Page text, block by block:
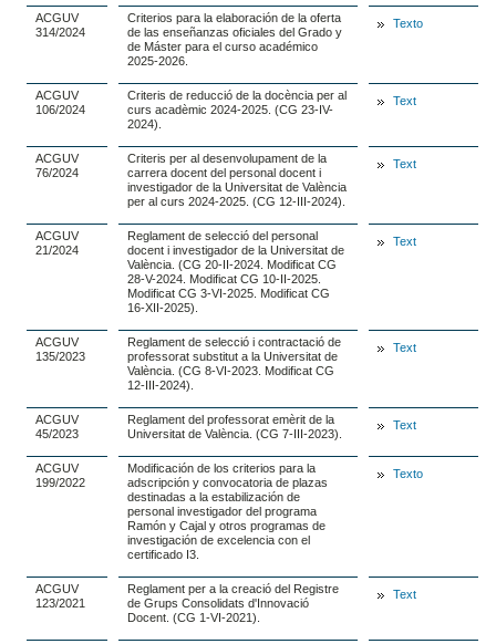
ACGUV
314/2024
Criterios para la elaboración de la oferta
de las enseñanzas oficiales del Grado y
de Máster para el curso académico
2025-2026.
Texto
ACGUV
106/2024
Criteris de reducció de la docència per al
curs acadèmic 2024-2025. (CG 23-IV-
2024).
Text
ACGUV
76/2024
Criteris per al desenvolupament de la
carrera docent del personal docent i
investigador de la Universitat de València
per al curs 2024-2025. (CG 12-III-2024).
Text
ACGUV
21/2024
Reglament de selecció del personal
docent i investigador de la Universitat de
València. (CG 20-II-2024. Modificat CG
28-V-2024. Modificat CG 10-II-2025.
Modificat CG 3-VI-2025. Modificat CG
16-XII-2025).
Text
ACGUV
135/2023
Reglament de selecció i contractació de
professorat substitut a la Universitat de
València. (CG 8-VI-2023. Modificat CG
12-III-2024).
Text
ACGUV
45/2023
Reglament del professorat emèrit de la
Universitat de València. (CG 7-III-2023).
Text
ACGUV
199/2022
Modificación de los criterios para la
adscripción y convocatoria de plazas
destinadas a la estabilización de
personal investigador del programa
Ramón y Cajal y otros programas de
investigación de excelencia con el
certificado I3.
Texto
ACGUV
123/2021
Reglament per a la creació del Registre
de Grups Consolidats d'Innovació
Docent. (CG 1-VI-2021).
Text